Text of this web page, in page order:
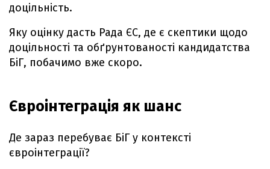
доцільність.
Яку оцінку дасть Рада ЄС, де є скептики щодо
доцільності та обґрунтованості кандидатства
БіГ, побачимо вже скоро.
Євроінтеграція як шанс
Де зараз перебуває БіГ у контексті
євроінтеграції?